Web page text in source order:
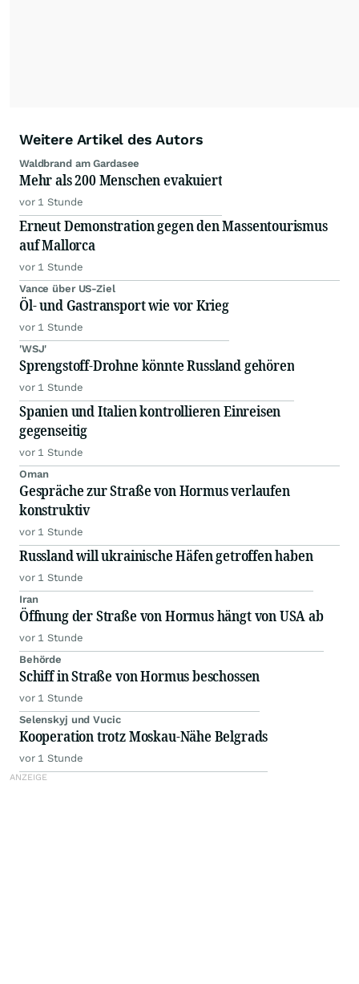
Weitere Artikel des Autors
Waldbrand am Gardasee
Mehr als 200 Menschen evakuiert
vor 1 Stunde
Erneut Demonstration gegen den Massentourismus
auf Mallorca
vor 1 Stunde
Vance über US-Ziel
Öl- und Gastransport wie vor Krieg
vor 1 Stunde
'WSJ'
Sprengstoff-Drohne könnte Russland gehören
vor 1 Stunde
Spanien und Italien kontrollieren Einreisen
gegenseitig
vor 1 Stunde
Oman
Gespräche zur Straße von Hormus verlaufen
konstruktiv
vor 1 Stunde
Russland will ukrainische Häfen getroffen haben
vor 1 Stunde
Iran
Öffnung der Straße von Hormus hängt von USA ab
vor 1 Stunde
Behörde
Schiff in Straße von Hormus beschossen
vor 1 Stunde
Selenskyj und Vucic
Kooperation trotz Moskau-Nähe Belgrads
vor 1 Stunde